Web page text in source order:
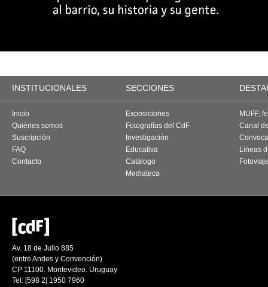
INSTITUCIONALES SECCIONES
Inicio
Quiénes somos
Suscripción
FAQ
Contacto
Exposiciones
Fotografías del CdF
Investigación
Educativa
Catálogo
Mediateca
MUFF,
Canal
Líneas
Av. 18 de Julio 885
(entre Andes y Convención)
CP 11100. Montevideo. Uruguay
Tel: [598 2] 1950 7960